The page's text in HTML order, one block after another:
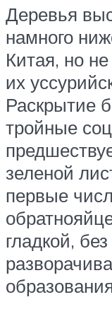
Деревья
намного
Китая, но
их
Раскрытие
тройные
зеленой
первые
гладкой,